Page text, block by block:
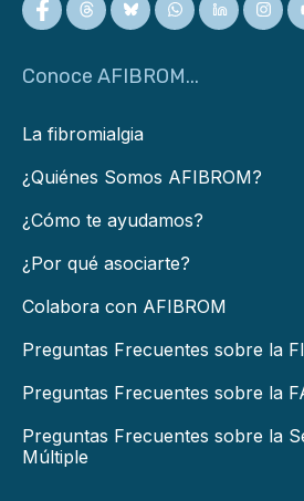
Conoce AFIBROM...
La fibromialgia
¿Quiénes Somos AFIBROM?
¿Cómo te ayudamos?
¿Por qué asociarte?
Colabora con AFIBROM
Preguntas Frecuentes sobre la
Preguntas Frecuentes sobre la
Preguntas Frecuentes sobre la
Múltiple